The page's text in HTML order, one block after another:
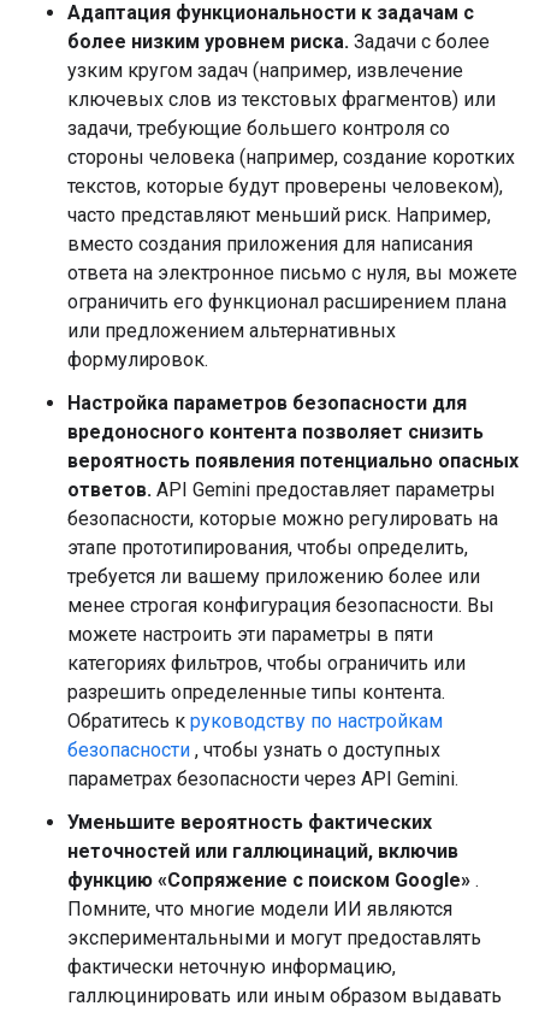
Адаптация функциональности к задачам с
более низким уровнем риска. Задачи с более
узким кругом задач (например, извлечение
ключевых слов из текстовых фрагментов) или
задачи, требующие большего контроля со
стороны человека (например, создание коротких
текстов, которые будут проверены человеком),
часто представляют меньший риск. Например,
вместо создания приложения для написания
ответа на электронное письмо с нуля, вы можете
ограничить его функционал расширением плана
или предложением альтернативных
формулировок.
Настройка параметров безопасности для
вредоносного контента позволяет снизить
вероятность появления потенциально опасных
ответов. API Gemini предоставляет параметры
безопасности, которые можно регулировать на
этапе прототипирования, чтобы определить,
требуется ли вашему приложению более или
менее строгая конфигурация безопасности. Вы
можете настроить эти параметры в пяти
категориях фильтров, чтобы ограничить или
разрешить определенные типы контента.
Обратитесь к руководству по настройкам
безопасности , чтобы узнать о доступных
параметрах безопасности через API Gemini.
Уменьшите вероятность фактических
неточностей или галлюцинаций, включив
функцию «Сопряжение с поиском Google» .
Помните, что многие модели ИИ являются
экспериментальными и могут предоставлять
фактически неточную информацию,
галлюцинировать или иным образом выдавать